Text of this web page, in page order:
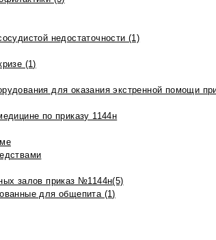
недостаточности (1)
(1)
для оказания экстренной помощи
по приказу 1144н
залов приказ №1144н(5)
для общепита (1)